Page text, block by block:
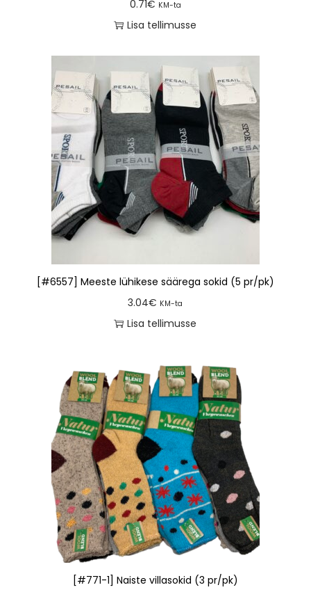
0.71€ KM-ta
Lisa tellimusse
[#6557] Meeste lühikese säärega sokid (5 pr/pk)
3.04€ KM-ta
Lisa tellimusse
[#771-1] Naiste villasokid (3 pr/pk)